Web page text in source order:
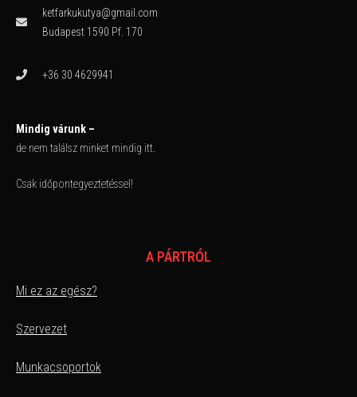
ketfarkukutya@gmail.com
Budapest 1590 Pf. 170
+36 30 4629941
Mindig várunk –
de nem találsz minket mindig itt.
Csak időpontegyeztetéssel!
A PÁRTRÓL
Mi ez az egész?
Szervezet
Munkacsoportok